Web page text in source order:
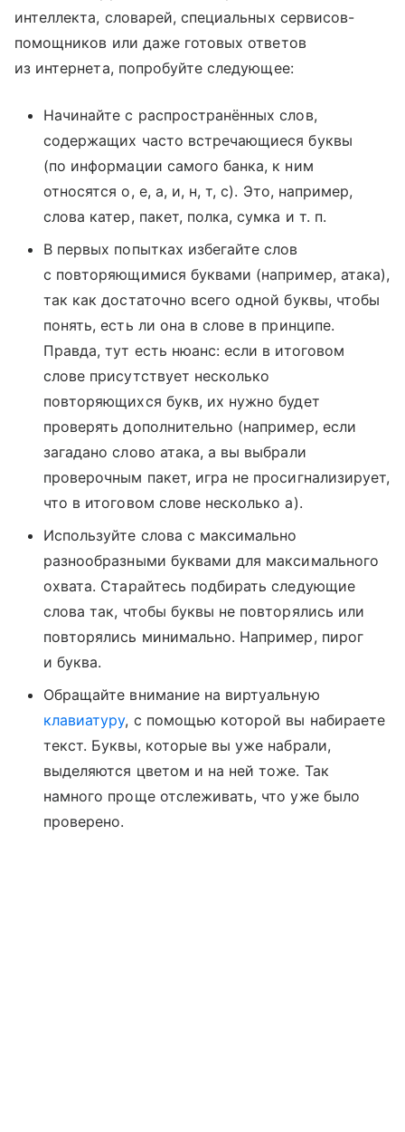
интеллекта, словарей, специальных сервисов-
помощников или даже готовых ответов
из интернета, попробуйте следующее:
Начинайте с распространённых слов,
содержащих часто встречающиеся буквы
(по информации самого банка, к ним
относятся о, е, а, и, н, т, с). Это, например,
слова катер, пакет, полка, сумка и т. п.
В первых попытках избегайте слов
с повторяющимися буквами (например, атака),
так как достаточно всего одной буквы, чтобы
понять, есть ли она в слове в принципе.
Правда, тут есть нюанс: если в итоговом
слове присутствует несколько
повторяющихся букв, их нужно будет
проверять дополнительно (например, если
загадано слово атака, а вы выбрали
проверочным пакет, игра не просигнализирует,
что в итоговом слове несколько а).
Используйте слова с максимально
разнообразными буквами для максимального
охвата. Старайтесь подбирать следующие
слова так, чтобы буквы не повторялись или
повторялись минимально. Например, пирог
и буква.
Обращайте внимание на виртуальную
клавиатуру, с помощью которой вы набираете
текст. Буквы, которые вы уже набрали,
выделяются цветом и на ней тоже. Так
намного проще отслеживать, что уже было
проверено.